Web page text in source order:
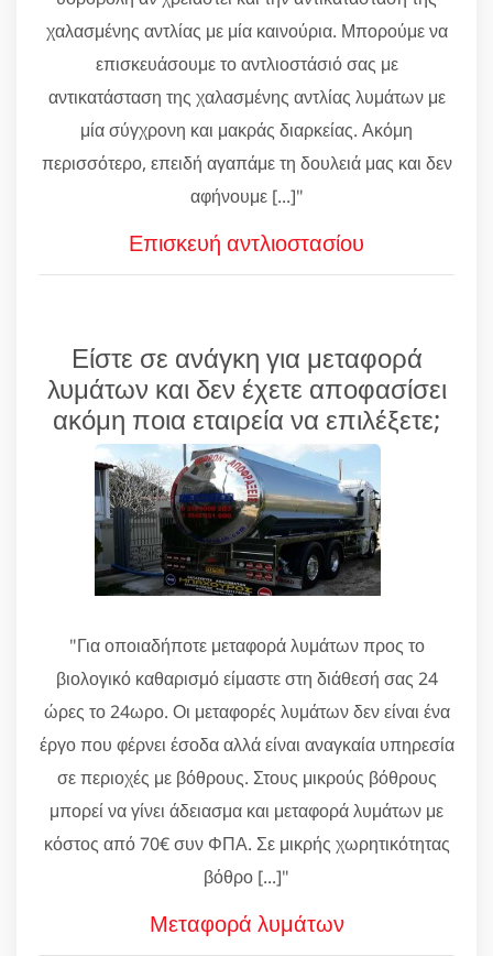
χαλασμένης αντλίας με μία καινούρια. Μπορούμε να
επισκευάσουμε το αντλιοστάσιό σας με
αντικατάσταση της χαλασμένης αντλίας λυμάτων με
μία σύγχρονη και μακράς διαρκείας. Ακόμη
περισσότερο, επειδή αγαπάμε τη δουλειά μας και δεν
αφήνουμε [...]"
Επισκευή αντλιοστασίου
Είστε σε ανάγκη για μεταφορά
λυμάτων και δεν έχετε αποφασίσει
ακόμη ποια εταιρεία να επιλέξετε;
"Για οποιαδήποτε μεταφορά λυμάτων προς το
βιολογικό καθαρισμό είμαστε στη διάθεσή σας 24
ώρες το 24ωρο. Οι μεταφορές λυμάτων δεν είναι ένα
έργο που φέρνει έσοδα αλλά είναι αναγκαία υπηρεσία
σε περιοχές με βόθρους. Στους μικρούς βόθρους
μπορεί να γίνει άδειασμα και μεταφορά λυμάτων με
κόστος από 70€ συν ΦΠΑ. Σε μικρής χωρητικότητας
βόθρο [...]"
Μεταφορά λυμάτων